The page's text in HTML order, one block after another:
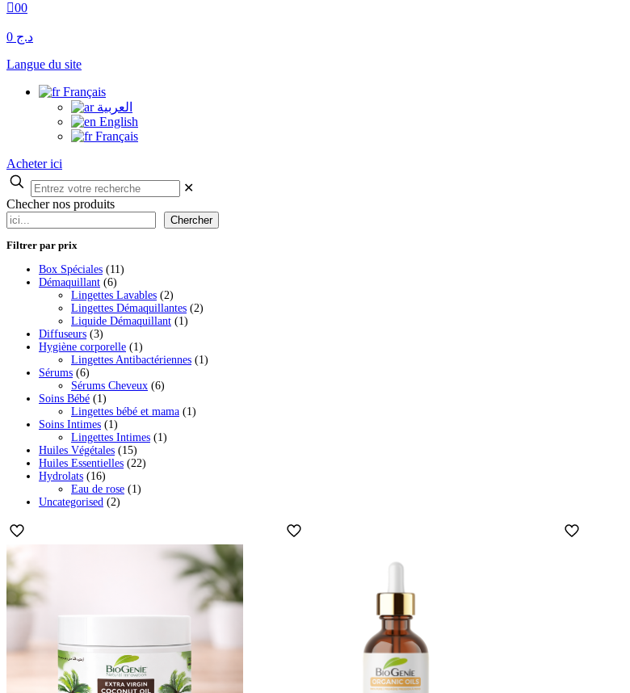
00
د.ج 0
Langue du site
Français
العربية
English
Français
Acheter ici
✕
Checher nos produits
Chercher
Filtrer par prix
Box Spéciales
1111
Démaquillant 66
produits
Lingettes Lavables 22
produits
Lingettes Démaquillantes 22
Liquide Démaquillant 11
Diffuseurs 33
produits
Hygiène corporelle 11
produit
Lingettes Antibactériennes 11
Sérums 66
produits
Sérums Cheveux 66
Soins Bébé 11
produit
Lingettes bébé et mama 11
Soins Intimes 11
produit
Lingettes Intimes 11
Huiles Végétales 1515
produits
Huiles Essentielles 2222
Hydrolats 1616
produits
Eau de rose 11
Uncategorised 22